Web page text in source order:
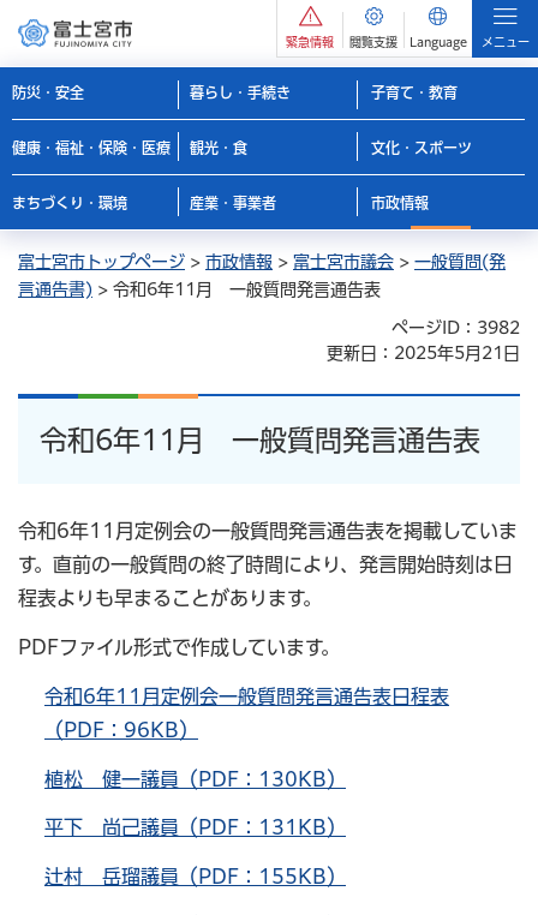
緊急情報 閲覧支援 Language メニュー
防災・安全 暮らし・手続き 子育て・教育
健康・福祉・保険・医療 観光・食 文化・スポーツ
まちづくり・環境 産業・事業者 市政情報
富士宮市トップページ > 市政情報 > 富士宮市議会 > 一般質問(発
言通告書) > 令和6年11月 一般質問発言通告表
ページID：3982
更新日：2025年5月21日
令和6年11月 一般質問発言通告表
令和6年11月定例会の一般質問発言通告表を掲載していま
す。直前の一般質問の終了時間により、発言開始時刻は日
程表よりも早まることがあります。
PDFファイル形式で作成しています。
令和6年11月定例会一般質問発言通告表日程表
（PDF：96KB）
植松 健一議員（PDF：130KB）
平下 尚己議員（PDF：131KB）
辻村 岳瑠議員（PDF：155KB）